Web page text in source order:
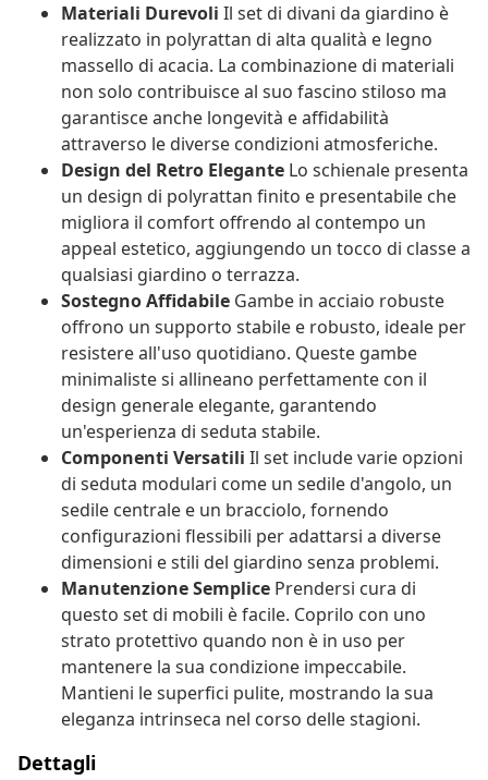
Materiali Durevoli Il set di divani da giardino è
realizzato in polyrattan di alta qualità e legno
massello di acacia. La combinazione di materiali
non solo contribuisce al suo fascino stiloso ma
garantisce anche longevità e affidabilità
attraverso le diverse condizioni atmosferiche.
Design del Retro Elegante Lo schienale presenta
un design di polyrattan finito e presentabile che
migliora il comfort offrendo al contempo un
appeal estetico, aggiungendo un tocco di classe a
qualsiasi giardino o terrazza.
Sostegno Affidabile Gambe in acciaio robuste
offrono un supporto stabile e robusto, ideale per
resistere all'uso quotidiano. Queste gambe
minimaliste si allineano perfettamente con il
design generale elegante, garantendo
un'esperienza di seduta stabile.
Componenti Versatili Il set include varie opzioni
di seduta modulari come un sedile d'angolo, un
sedile centrale e un bracciolo, fornendo
configurazioni flessibili per adattarsi a diverse
dimensioni e stili del giardino senza problemi.
Manutenzione Semplice Prendersi cura di
questo set di mobili è facile. Coprilo con uno
strato protettivo quando non è in uso per
mantenere la sua condizione impeccabile.
Mantieni le superfici pulite, mostrando la sua
eleganza intrinseca nel corso delle stagioni.
Dettagli